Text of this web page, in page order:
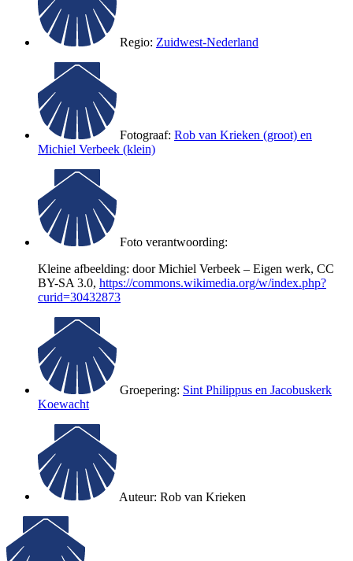
Regio: Zuidwest-Nederland
Fotograaf: Rob van Krieken (groot) en
Michiel Verbeek (klein)
Foto verantwoording:
Kleine afbeelding: door Michiel Verbeek – Eigen werk, CC
BY-SA 3.0, https://commons.wikimedia.org/w/index.php?
curid=30432873
Groepering: Sint Philippus en Jacobuskerk
Koewacht
Auteur: Rob van Krieken